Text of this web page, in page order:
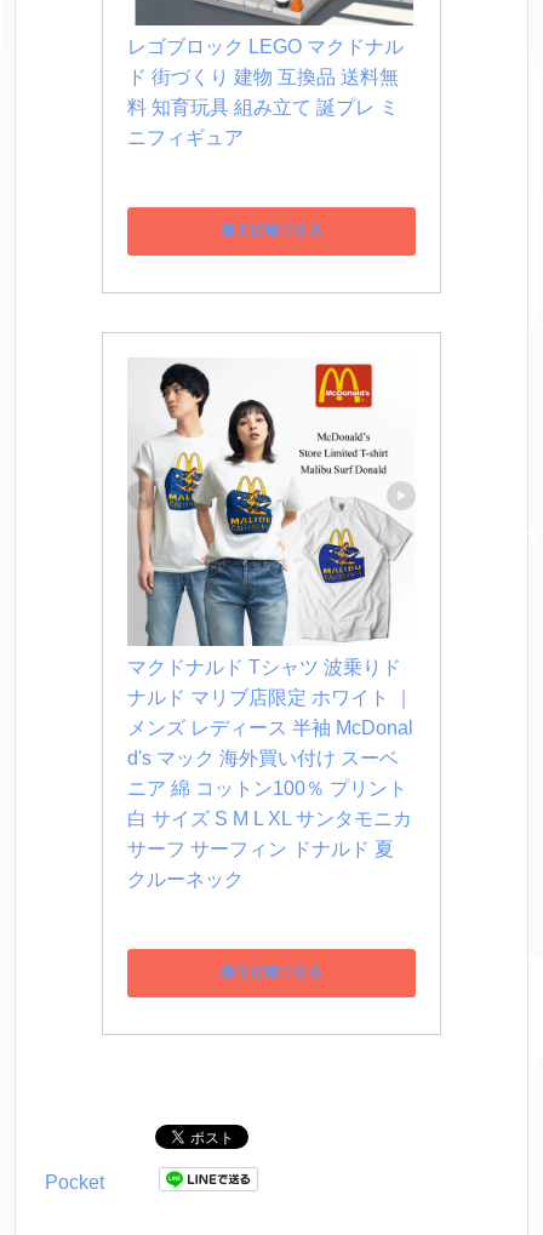
レゴブロック LEGO マクドナル
ド 街づくり 建物 互換品 送料無
料 知育玩具 組み立て 誕プレ ミ
ニフィギュア
楽天市場で見る
マクドナルド Tシャツ 波乗りド
ナルド マリブ店限定 ホワイト ｜
メンズ レディース 半袖 McDonal
d's マック 海外買い付け スーベ
ニア 綿 コットン100％ プリント
白 サイズ S M L XL サンタモニカ
サーフ サーフィン ドナルド 夏
クルーネック
楽天市場で見る
Pocket